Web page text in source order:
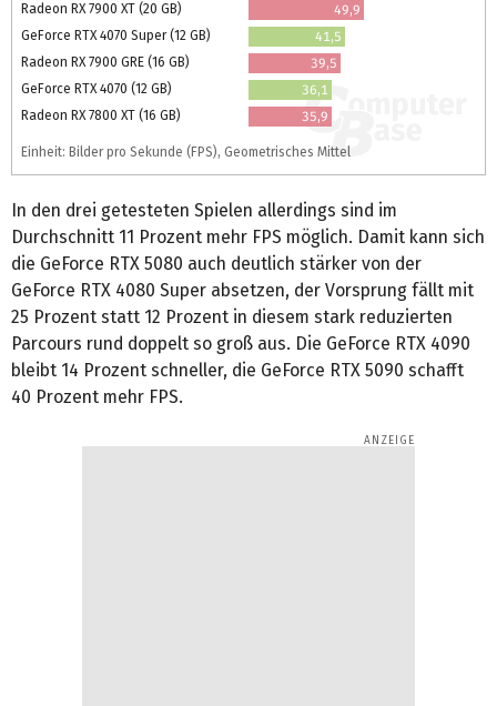
Radeon RX 7900 XT (20 GB)
49,9
GeForce RTX 4070 Super (12 GB)
41,5
Radeon RX 7900 GRE (16 GB)
39,5
GeForce RTX 4070 (12 GB)
36,1
Radeon RX 7800 XT (16 GB)
35,9
Einheit: Bilder pro Sekunde (FPS), Geometrisches Mittel
In den drei getesteten Spielen allerdings sind im
Durchschnitt 11 Prozent mehr FPS möglich. Damit kann sich
die GeForce RTX 5080 auch deutlich stärker von der
GeForce RTX 4080 Super absetzen, der Vorsprung fällt mit
25 Prozent statt 12 Prozent in diesem stark reduzierten
Parcours rund doppelt so groß aus. Die GeForce RTX 4090
bleibt 14 Prozent schneller, die GeForce RTX 5090 schafft
40 Prozent mehr FPS.